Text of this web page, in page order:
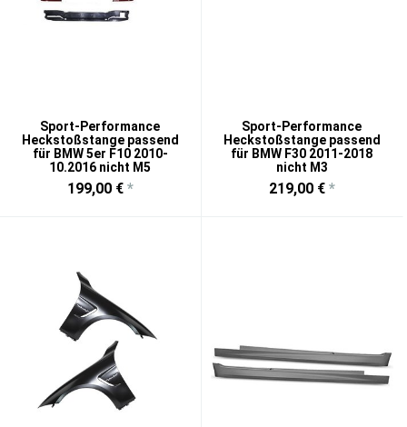
Sport-Performance
Heckstoßstange passend
für BMW 5er F10 2010-
10.2016 nicht M5
199,00 € *
Sport-Performance
Heckstoßstange passend
für BMW F30 2011-2018
nicht M3
219,00 € *